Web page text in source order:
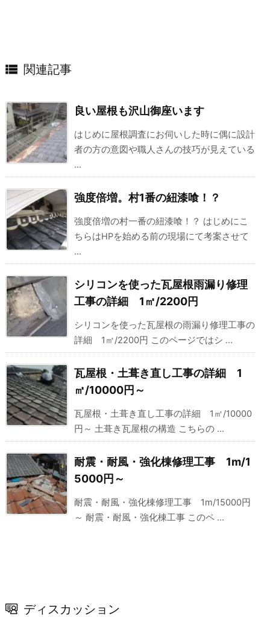
 関連記事
良い屋根も沢山御座います
はじめに屋根調査にお伺いした時に偶に設計
者の方の意図や職人さんの技巧が見えている
...
強度倍増。村1番の紐漆喰！？
強度倍増の村一番の紐漆喰！？ はじめにこ
ちらはHPを始める前の現場にて考案させて
...
シリコンを使った瓦屋根雨漏り修理
工事の詳細 1㎡/2200円
シリコンを使った瓦屋根の雨漏り修理工事の
詳細 1㎡/2200円 このページではシ ...
瓦屋根・土葺き直し工事の詳細 1
㎡/10000円～
瓦屋根・土葺き直し工事の詳細 1㎡/10000
円～ 土葺き瓦屋根の構造 こちらの ...
耐震・耐風・強化棟修理工事 1m/1
5000円～
耐震・耐風・強化棟修理工事 1m/15000円
～ 耐震・耐風・強化棟工事 このペ ...
ディスカッション